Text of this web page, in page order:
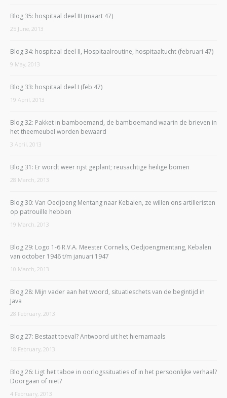
Blog 35: hospitaal deel III (maart 47)
25 June, 2013
Blog 34: hospitaal deel II, Hospitaalroutine, hospitaaltucht (februari 47)
9 May, 2013
Blog 33: hospitaal deel I (feb 47)
19 April, 2013
Blog 32: Pakket in bamboemand, de bamboemand waarin de brieven in
het theemeubel worden bewaard
3 April, 2013
Blog 31: Er wordt weer rijst geplant; reusachtige heilige bomen
28 March, 2013
Blog 30: Van Oedjoeng Mentang naar Kebalen, ze willen ons artilleristen
op patrouille hebben
19 March, 2013
Blog 29: Logo 1-6 R.V.A. Meester Cornelis, Oedjoengmentang, Kebalen
van october 1946 t/m januari 1947
10 March, 2013
Blog 28: Mijn vader aan het woord, situatieschets van de begintijd in
Java
28 February, 2013
Blog 27: Bestaat toeval? Antwoord uit het hiernamaals
18 February, 2013
Blog 26: Ligt het taboe in oorlogssituaties of in het persoonlijke verhaal?
Doorgaan of niet?
4 February, 2013